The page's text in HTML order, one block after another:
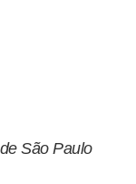
São Paulo